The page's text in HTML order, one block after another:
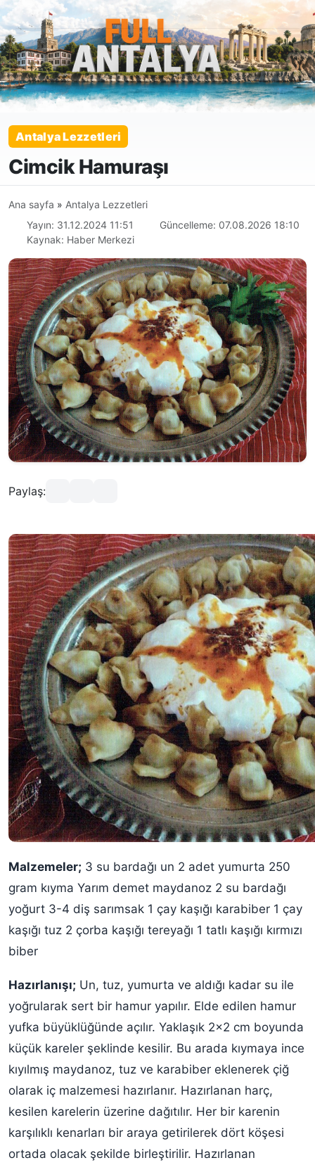
Antalya Lezzetleri
Cimcik Hamuraşı
Ana sayfa » Antalya Lezzetleri
Yayın: 31.12.2024 11:51
Güncelleme: 07.08.2026 18:10
Kaynak: Haber Merkezi
Paylaş:
Malzemeler; 3 su bardağı un 2 adet yumurta 250
gram kıyma Yarım demet maydanoz 2 su bardağı
yoğurt 3-4 diş sarımsak 1 çay kaşığı karabiber 1 çay
kaşığı tuz 2 çorba kaşığı tereyağı 1 tatlı kaşığı kırmızı
biber
Hazırlanışı; Un, tuz, yumurta ve aldığı kadar su ile
yoğrularak sert bir hamur yapılır. Elde edilen hamur
yufka büyüklüğünde açılır. Yaklaşık 2x2 cm boyunda
küçük kareler şeklinde kesilir. Bu arada kıymaya ince
kıyılmış maydanoz, tuz ve karabiber eklenerek çiğ
olarak iç malzemesi hazırlanır. Hazırlanan harç,
kesilen karelerin üzerine dağıtılır. Her bir karenin
karşılıklı kenarları bir araya getirilerek dört köşesi
ortada olacak şekilde birleştirilir. Hazırlanan